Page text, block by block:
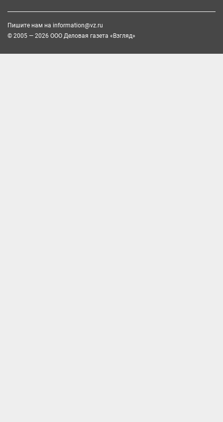
Пишите нам на information@vz.ru
© 2005 — 2026 ООО Деловая газета «Взгляд»